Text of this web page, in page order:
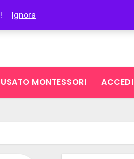
! Ignora
USATO MONTESSORI ACCEDI